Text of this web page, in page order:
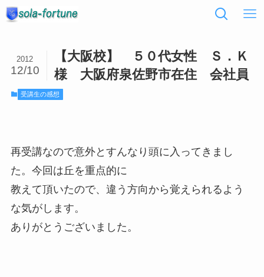
【大阪校】 ５０代女性 Ｓ．Ｋ
様 大阪府泉佐野市在住 会社員
2012
12/10
受講生の感想
再受講なので意外とすんなり頭に入ってきまし
た。今回は丘を重点的に
教えて頂いたので、違う方向から覚えられるよう
な気がします。
ありがとうございました。